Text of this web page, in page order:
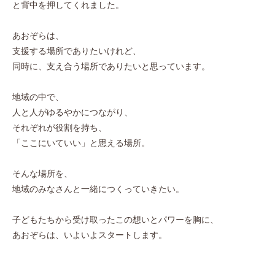
と背中を押してくれました。
あおぞらは、
支援する場所でありたいけれど、
同時に、支え合う場所でありたいと思っています。
地域の中で、
人と人がゆるやかにつながり、
それぞれが役割を持ち、
「ここにいていい」と思える場所。
そんな場所を、
地域のみなさんと一緒につくっていきたい。
子どもたちから受け取ったこの想いとパワーを胸に、
あおぞらは、いよいよスタートします。